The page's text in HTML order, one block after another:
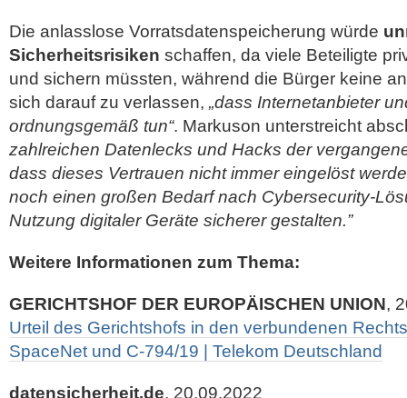
Die anlasslose Vorratsdatenspeicherung würde
Sicherheitsrisiken schaffen, da viele Beteiligte
und sichern müssten, während die Bürger keine
sich darauf zu verlassen, „dass Internetanbieter
ordnungsgemäß tun“. Markuson unterstreicht
zahlreichen Datenlecks und Hacks der
dass dieses Vertrauen nicht immer eingelöst
noch einen großen Bedarf nach Cybersecurity-
Nutzung digitaler Geräte sicherer gestalten.”
Weitere Informationen zum Thema:
GERICHTSHOF DER EUROPÄISCHEN UNION,
Urteil des Gerichtshofs in den verbundenen
SpaceNet und C-794/19 | Telekom Deutschland
datensicherheit.de, 20.09.2022